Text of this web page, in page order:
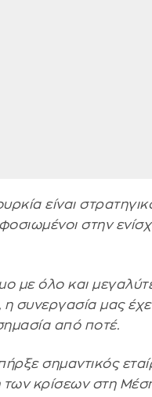
είναι
στην
με όλο και
συνεργασία μας
από ποτέ.
σημαντικός
των κρίσεων στη